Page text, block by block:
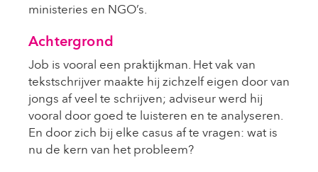
ministeries en NGO’s.
Achtergrond
Job is vooral een praktijkman. Het vak van
tekstschrijver maakte hij zichzelf eigen door van
jongs af veel te schrijven; adviseur werd hij
vooral door goed te luisteren en te analyseren.
En door zich bij elke casus af te vragen: wat is
nu de kern van het probleem?